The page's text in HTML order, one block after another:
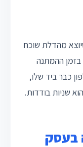
מהדלת שוכח
בזמן ההמתנה
כבר ביד שלו,